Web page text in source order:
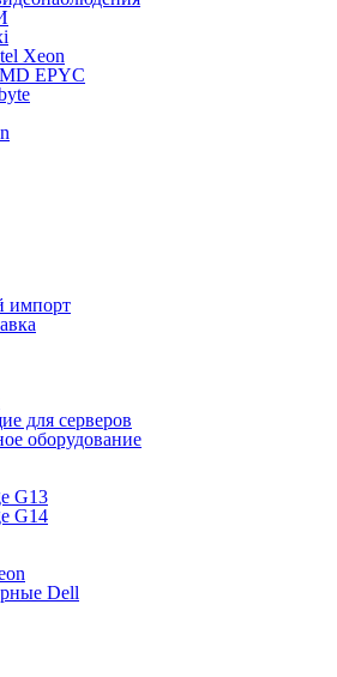
Xeon
EPYC
импорт
для серверов
оборудование
G13
G14
Dell